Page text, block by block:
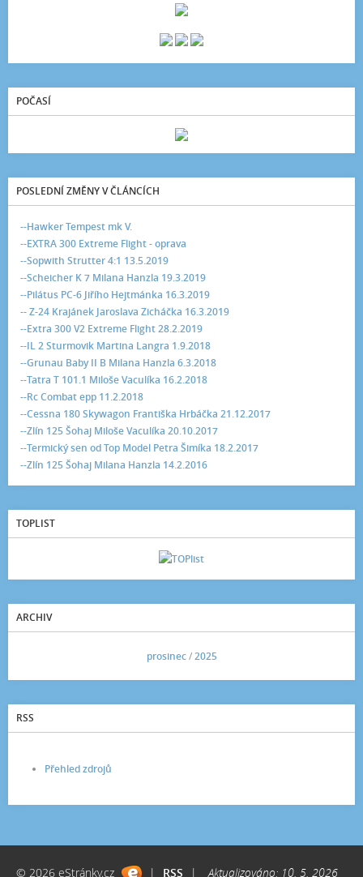
POČASÍ
POSLEDNÍ ZMĚNY V ČLÁNCÍCH
--Hawker Tempest mk V.
--EXTRA 300 Extreme Flight - oprava
--Sopwith Strutter 4:1 13.5.2019
--Scheicher K 7 Milana Hanzla 19.3.2019
--Pilátus PC-6 Jiřího Hejtmánka 16.3.2019
-- Z-24 Krajánek Jaroslava Zicháčka 16.3.2019
--Extra 300 V2 Extreme Flight 28.2.2019
--IL 2 Sturmovik Martina Langra 1.9.2018
--Grunau Baby II B Milana Hanzla 6.3.2018
--Tatra T 101.1 Miloše Vaculíka 16.2.2018
--Rc Combat epp 11.2.2018
--Cessna 180 Skywagon Františka Hrbáčka 21.12.2017
--Zlín 125 Šohaj Miloše Vaculíka 20.10.2017
--Termický sen od Top Model Petra Šimíka 18.2.2017
--Zlín 125 Šohaj Milana Hanzla 14.2.2016
TOPLIST
ARCHIV
prosinec/2025
RSS
Přehled zdrojů
© 2026 eStránky.cz | RSS | Aktualizováno: 10. 5. 2026